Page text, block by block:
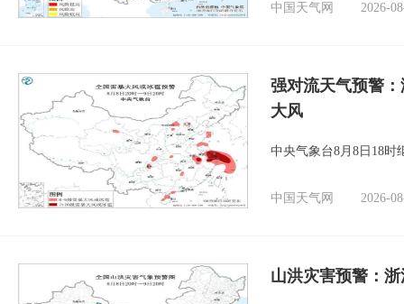
中国天气网 2026-
强对流天气预警
大风
中央气象台8月8日18时
中国天气网 2026-
山洪灾害预警：